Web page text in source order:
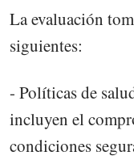
La evaluación
siguientes:
- Políticas de
incluyen el
condiciones